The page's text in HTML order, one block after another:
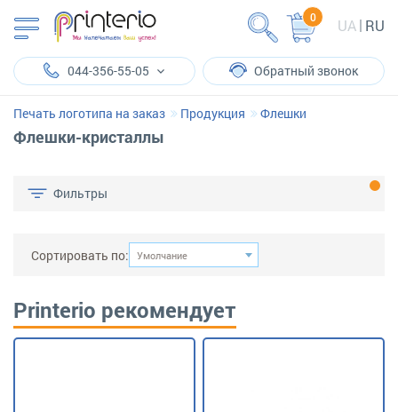
UA RU
0
044-356-55-05 Обратный звонок
Флешки-кристаллы
Печать логотипа на заказ Продукция Флешки
Фильтры
Сортировать по: Умолчание
Printerio рекомендует